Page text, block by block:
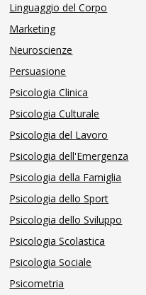
Linguaggio del Corpo
Marketing
Neuroscienze
Persuasione
Psicologia Clinica
Psicologia Culturale
Psicologia del Lavoro
Psicologia dell'Emergenza
Psicologia della Famiglia
Psicologia dello Sport
Psicologia dello Sviluppo
Psicologia Scolastica
Psicologia Sociale
Psicometria